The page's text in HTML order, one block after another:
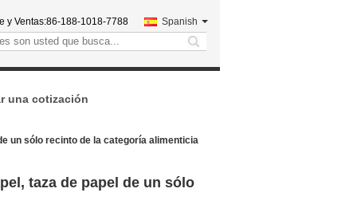
y Ventas:86-188-1018-7788 Spanish
search
una cotización
un sólo recinto de la categoría alimenticia
taza de papel de un sólo